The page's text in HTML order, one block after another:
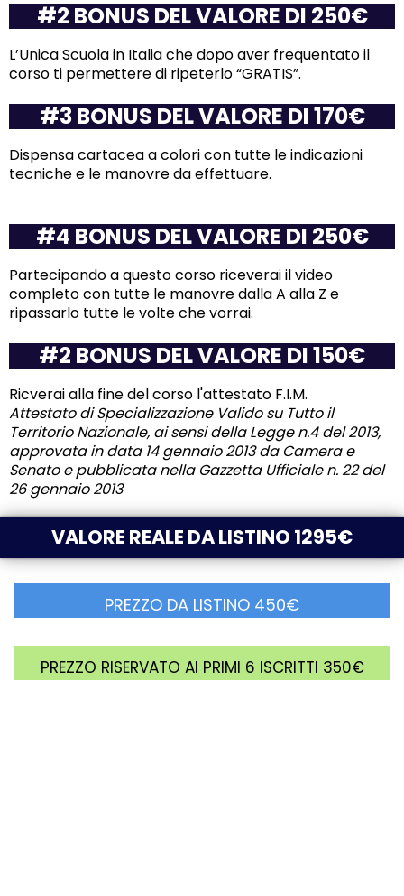
#2 BONUS DEL VALORE DI 250€
L’Unica Scuola in Italia che dopo aver frequentato il
corso ti permettere di ripeterlo “GRATIS”.
#3 BONUS DEL VALORE DI 170€
Dispensa cartacea a colori con tutte le indicazioni
tecniche e le manovre da effettuare.
#4 BONUS DEL VALORE DI 250€
Partecipando a questo corso riceverai il video
completo con tutte le manovre dalla A alla Z e
ripassarlo tutte le volte che vorrai.
#2 BONUS DEL VALORE DI 150€
Ricverai alla fine del corso l'attestato F.I.M.
Attestato di Specializzazione Valido su Tutto il
Territorio Nazionale, ai sensi della Legge n.4 del 2013,
approvata in data 14 gennaio 2013 da Camera e
Senato e pubblicata nella Gazzetta Ufficiale n. 22 del
26 gennaio 2013
VALORE REALE DA LISTINO 1295€
PREZZO DA LISTINO 450€
PREZZO RISERVATO AI PRIMI 6 ISCRITTI 350€